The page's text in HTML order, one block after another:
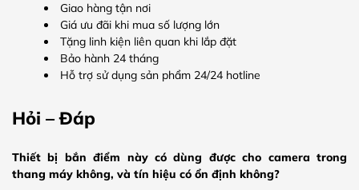
Giao hàng tận nơi
Giá ưu đãi khi mua số lượng lớn
Tặng linh kiện liên quan khi lắp đặt
Bảo hành 24 tháng
Hỗ trợ sử dụng sản phẩm 24/24 hotline
Hỏi – Đáp
Thiết bị bắn điểm này có dùng được cho camera trong
thang máy không, và tín hiệu có ổn định không?